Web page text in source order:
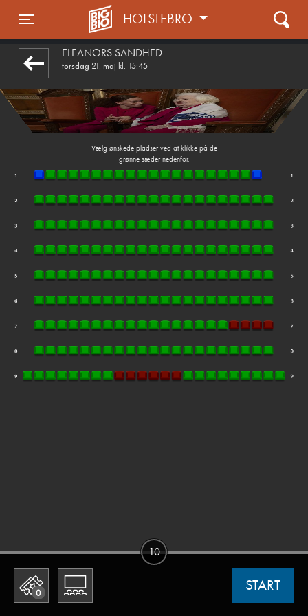
Toggle navigation
HOLSTEBRO
ELEANORS SANDHED
torsdag 21. maj kl. 15:45
Vælg ønskede pladser ved at klikke på de
grønne sæder nedenfor.
0 START
10
1step-front02 054120